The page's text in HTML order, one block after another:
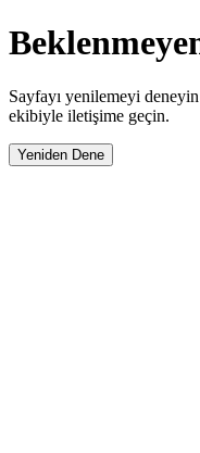
Sayfayı yenilemeyi
ekibiyle iletişime geçin.
Yeniden Dene